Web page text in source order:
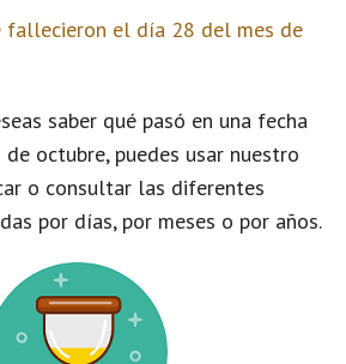
fallecieron el día 28 del mes de
saber qué pasó en una fecha
octubre, puedes usar nuestro
o consultar las diferentes
por días, por meses o por años.